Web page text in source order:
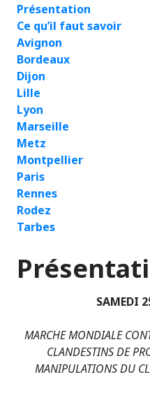
Présentation
Ce qu’il faut savoir
Avignon
Bordeaux
Dijon
Lille
Lyon
Marseille
Metz
Montpellier
Paris
Rennes
Rodez
Tarbes
SAMEDI
MARCHE MONDIALE
CLANDESTINS DE
MANIPULATIONS DU